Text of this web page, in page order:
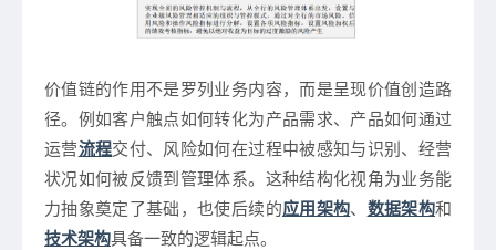
价值链的作用不是罗列业务内容，而是呈现价值创造路
径。例如客户触点如何转化为产品需求、产品如何通过
运营流程交付、风险如何在过程中被感知与识别、经营
状况如何被反馈到管理体系。这种结构化视角为业务能
力抽象奠定了基础，也使后续的应用架构、 数据架构和
技术架构具备一致的逻辑起点。